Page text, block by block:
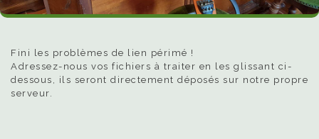
Fini les problèmes de lien périmé !
Adressez-nous vos fichiers à traiter en les glissant ci-
dessous, ils seront directement déposés sur notre propre
serveur.